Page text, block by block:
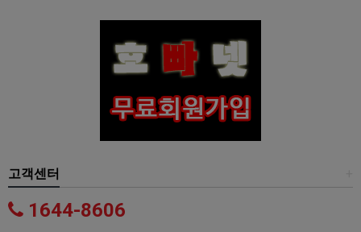
고객센터
1644-8606